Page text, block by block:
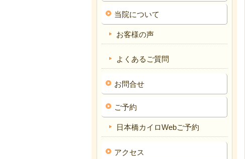
当院について
お客様の声
よくあるご質問
お問合せ
ご予約
日本橋カイロWebご予約
アクセス